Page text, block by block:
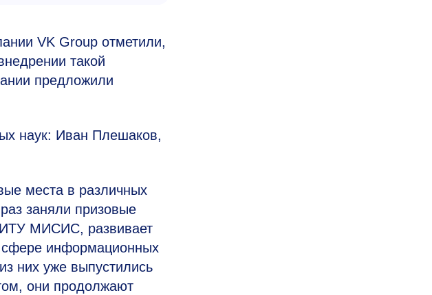
VK Group отметили,
такой
предложили
наук: Иван Плешаков,
места в различных
заняли призовые
МИСИС, развивает
сфере информационных
них уже выпустились
они продолжают